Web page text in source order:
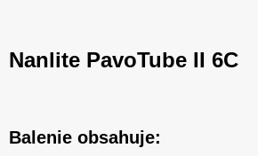
Nanlite PavoTube II 6C
Balenie obsahuje: